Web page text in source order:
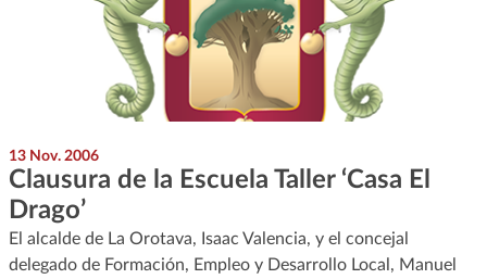
13 Nov. 2006
Clausura de la Escuela Taller ‘Casa El
Drago’
El alcalde de La Orotava, Isaac Valencia, y el concejal
delegado de Formación, Empleo y Desarrollo Local, Manuel